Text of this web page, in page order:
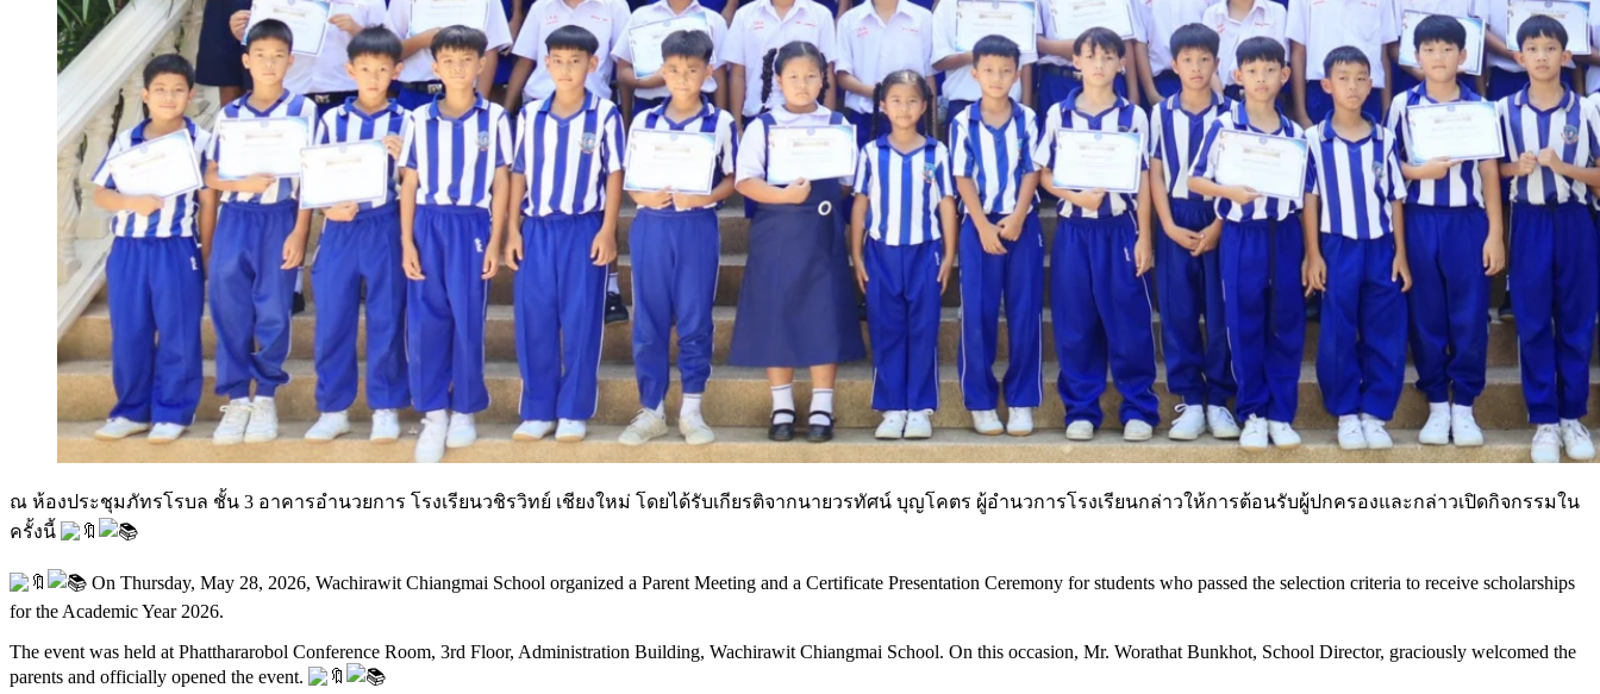
ณ ห้องประชุมภัทรโรบล ชั้น 3 อาคารอำนวยการ โรงเรียนวชิรวิทย์ เชียงใหม่ โดยได้รับเกียรติจากนายวรทัศน์ บุญโคตร ผู้อำนวการโรงเรียนกล่าวให้การต้อนรับผู้ปกครองและกล่าวเปิดกิจกรรมใน
ครั้งนี้
On Thursday, May 28, 2026, Wachirawit Chiangmai School organized a Parent Meeting and a Certificate Presentation Ceremony for students who passed the selection criteria to receive scholarships
for the Academic Year 2026.
The event was held at Phatthararobol Conference Room, 3rd Floor, Administration Building, Wachirawit Chiangmai School. On this occasion, Mr. Worathat Bunkhot, School Director, graciously welcomed the
parents and officially opened the event.